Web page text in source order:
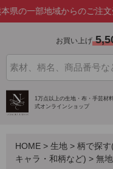
地域からのご注文受付を一
お買い上げ
1万点以上の生地・布・手芸材
式オンラインショップ
HOME > 生地 > 柄で探す
キャラ・和柄など) > 無地